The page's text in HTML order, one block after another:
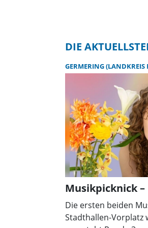
DIE
GERMERING (LANDKREIS
Musikpicknick
Die ersten beiden
Stadthallen-Vorplatz